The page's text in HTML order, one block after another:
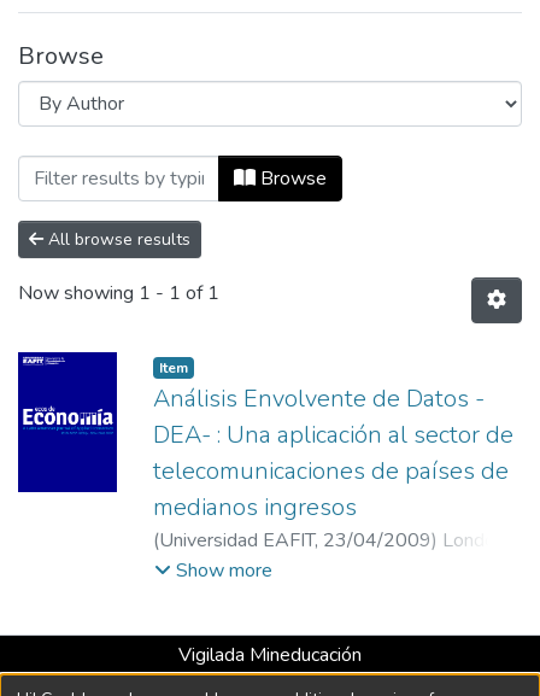
Browse
Browsing Vol 13, No 28 (2009) by
Browse
All browse results
Now showing 1 - 1 of 1
Item
Análisis Envolvente de Datos -
DEA- : Una aplicación al sector de
telecomunicaciones de países de
medianos ingresos
(Universidad EAFIT, 23/04/2009) Londoño
Sierra, Liz Jeanneth
Show more
Vigilada Mineducación
Universidad con Acreditación Institucional hasta 2026 -